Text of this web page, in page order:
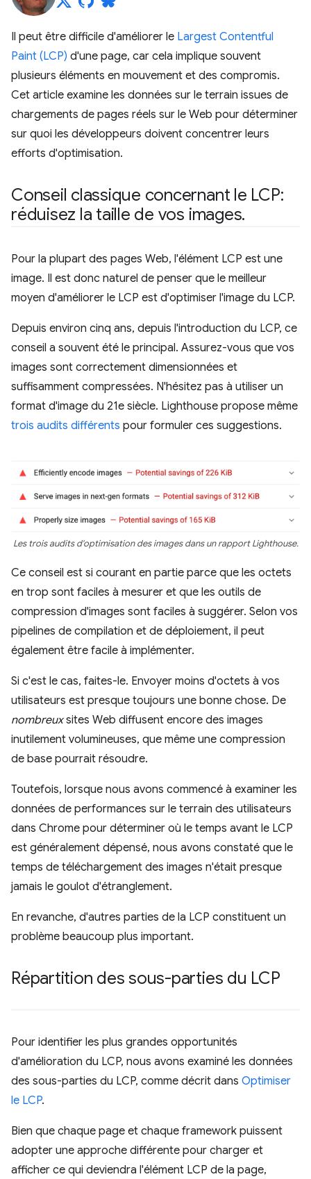
Il peut être difficile d'améliorer le Largest Contentful
Paint (LCP) d'une page, car cela implique souvent
plusieurs éléments en mouvement et des compromis.
Cet article examine les données sur le terrain issues de
chargements de pages réels sur le Web pour déterminer
sur quoi les développeurs doivent concentrer leurs
efforts d'optimisation.
Conseil classique concernant le LCP:
réduisez la taille de vos images.
Pour la plupart des pages Web, l'élément LCP est une
image. Il est donc naturel de penser que le meilleur
moyen d'améliorer le LCP est d'optimiser l'image du LCP.
Depuis environ cinq ans, depuis l'introduction du LCP, ce
conseil a souvent été le principal. Assurez-vous que vos
images sont correctement dimensionnées et
suffisamment compressées. N'hésitez pas à utiliser un
format d'image du 21e siècle. Lighthouse propose même
trois audits différents pour formuler ces suggestions.
Les trois audits d'optimisation des images dans un rapport Lighthouse.
Ce conseil est si courant en partie parce que les octets
en trop sont faciles à mesurer et que les outils de
compression d'images sont faciles à suggérer. Selon vos
pipelines de compilation et de déploiement, il peut
également être facile à implémenter.
Si c'est le cas, faites-le. Envoyer moins d'octets à vos
utilisateurs est presque toujours une bonne chose. De
nombreuxsites Web diffusent encore des images
inutilement volumineuses, que même une compression
de base pourrait résoudre.
Toutefois, lorsque nous avons commencé à examiner les
données de performances sur le terrain des utilisateurs
dans Chrome pour déterminer où le temps avant le LCP
est généralement dépensé, nous avons constaté que le
temps de téléchargement des images n'était presque
jamais le goulot d'étranglement.
En revanche, d'autres parties de la LCP constituent un
problème beaucoup plus important.
Répartition des sous-parties du LCP
Pour identifier les plus grandes opportunités
d'amélioration du LCP, nous avons examiné les données
des sous-parties du LCP, comme décrit dans Optimiser
le LCP.
Bien que chaque page et chaque framework puissent
adopter une approche différente pour charger et
afficher ce qui deviendra l'élément LCP de la page,